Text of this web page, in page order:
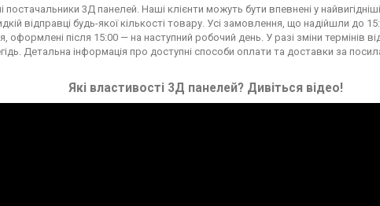
3Д панелей. Наші клієнти можуть бути впевнені у найвигіднішій
відправці будь-якої кількості товару. Усі замовлення, що надійшли до
оформлені після 15:00 — на наступний робочий день. У разі зміни термінів
Детальна інформація про доступні способи оплати та доставки за
Які властивості 3Д панелей? Дивіться відео!